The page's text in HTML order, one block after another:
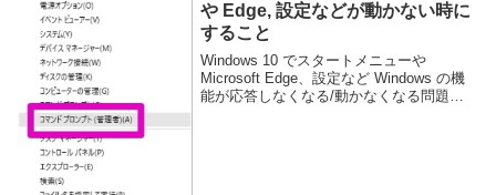
や Edge, 設定などが動かない時に
すること
Windows 10 でスタートメニューや
Microsoft Edge、設定など Windows の機
能が応答しなくなる/動かなくなる問題が